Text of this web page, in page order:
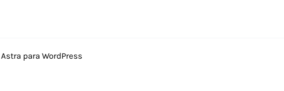
para WordPress